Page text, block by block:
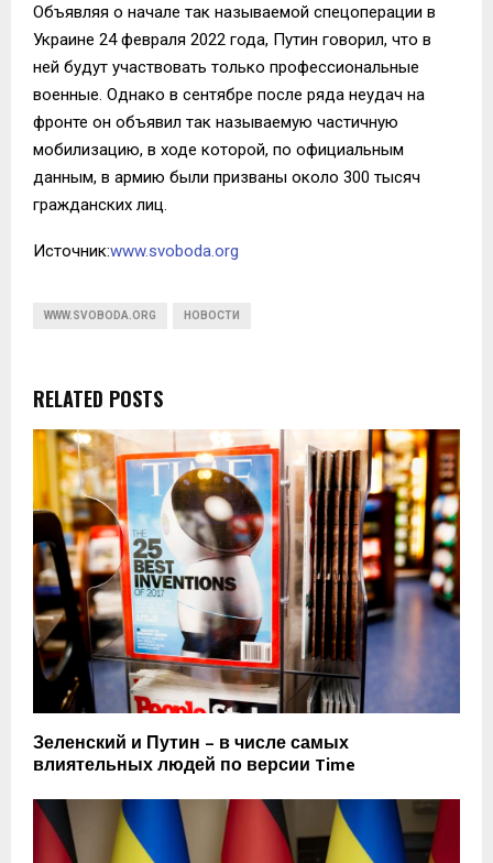
Объявляя о начале так называемой спецоперации в
Украине 24 февраля 2022 года, Путин говорил, что в
ней будут участвовать только профессиональные
военные. Однако в сентябре после ряда неудач на
фронте он объявил так называемую частичную
мобилизацию, в ходе которой, по официальным
данным, в армию были призваны около 300 тысяч
гражданских лиц.
Источник:www.svoboda.org
WWW.SVOBODA.ORG НОВОСТИ
RELATED POSTS
Зеленский и Путин – в числе самых
влиятельных людей по версии Time